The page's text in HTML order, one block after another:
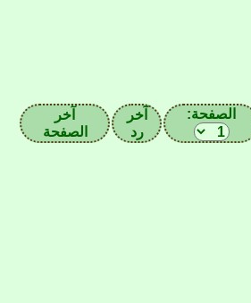
الصفحة:
آخر
رد
آخر
الصفحة